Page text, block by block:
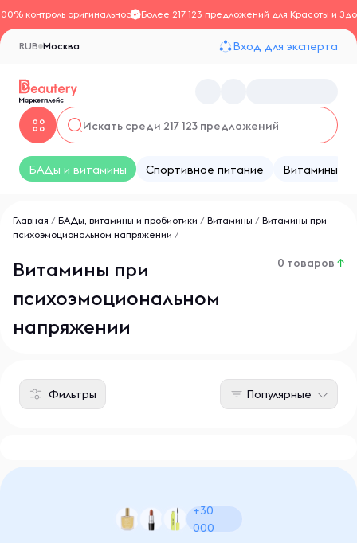
контроль оригинальностиБолее 217 123 предложений для Красоты и
Москва
RUB Вход для эксперта
БАДы и витамины Спортивное питание Витамины
Главная / БАДы, витамины и пробиотики / Витамины / Витамины при
психоэмоциональном напряжении /
Витамины при
психоэмоциональном
напряжении
0 товаров ↑
Фильтры Популярные
+30
000